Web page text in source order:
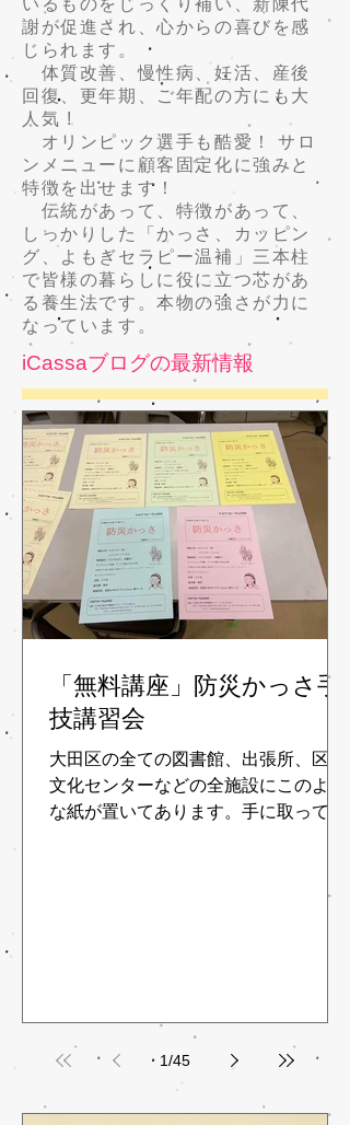
いるものをじっくり補い、新陳代
謝が促進され、心からの喜びを感
じられます。
体質改善、慢性病、妊活、産後
回復、更年期、ご年配の方にも大
人気 !
オリンピック選手も酷愛！ サロ
ンメニューに顧客固定化に強みと
特徴を出せます！
伝統があって、特徴があって、
しっかりした「かっさ、カッピン
グ、よもぎセラピー温補」三本柱
で皆様の暮らしに役に立つ芯があ
る養生法です。本物の強さが力に
なっています。
iCassaブログの最新情報
「無料講座」防災かっさ手
技講習会
大田区の全ての図書館、出張所、区の
文化センターなどの全施設にこのよう
な紙が置いてあります。手に取って
にも防災の一つです。 日々のケア、
1/45